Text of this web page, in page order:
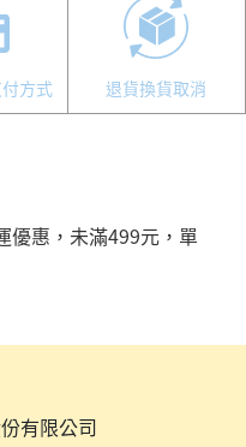
方式 退貨換貨取消
優惠，未滿499元，單
有限公司